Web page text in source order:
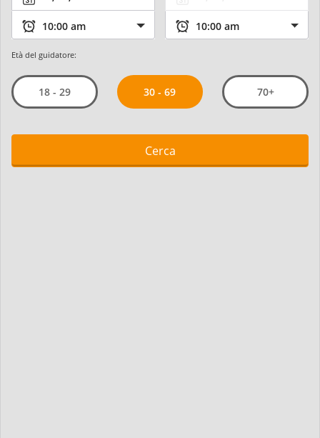
Età del guidatore:
18 - 29 30 - 69 70+
Cerca